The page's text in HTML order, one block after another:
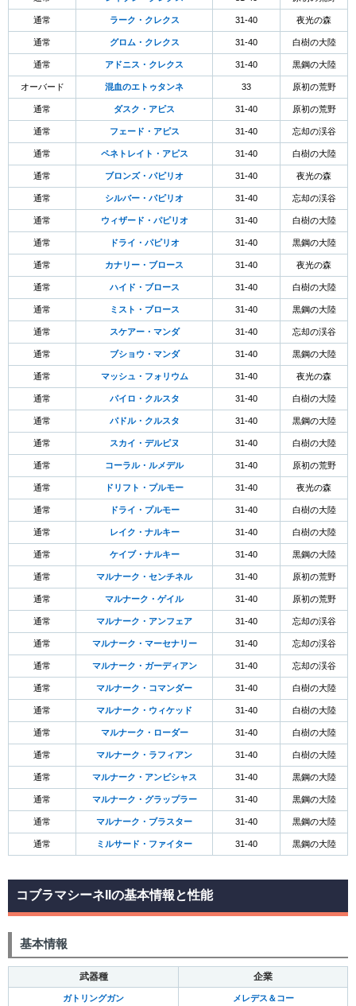
通常 ラーク・クレクス 31-40 夜光の森
通常 グロム・クレクス 31-40 白樹の大陸
通常 アドニス・クレクス 31-40 黒鋼の大陸
オーバード 混血のエトゥタンネ 33 原初の荒野
通常 ダスク・アピス 31-40 原初の荒野
通常 フェード・アピス 31-40 忘却の渓谷
通常 ペネトレイト・アピス 31-40 白樹の大陸
通常 ブロンズ・パピリオ 31-40 夜光の森
通常 シルバー・パピリオ 31-40 忘却の渓谷
通常 ウィザード・パピリオ 31-40 白樹の大陸
通常 ドライ・パピリオ 31-40 黒鋼の大陸
通常 カナリー・ブロース 31-40 夜光の森
通常 ハイド・ブロース 31-40 白樹の大陸
通常 ミスト・ブロース 31-40 黒鋼の大陸
通常 スケアー・マンダ 31-40 忘却の渓谷
通常 ブショウ・マンダ 31-40 黒鋼の大陸
通常 マッシュ・フォリウム 31-40 夜光の森
通常 パイロ・クルスタ 31-40 白樹の大陸
通常 パドル・クルスタ 31-40 黒鋼の大陸
通常 スカイ・デルピヌ 31-40 白樹の大陸
通常 コーラル・ルメデル 31-40 原初の荒野
通常 ドリフト・プルモー 31-40 夜光の森
通常 ドライ・プルモー 31-40 白樹の大陸
通常 レイク・ナルキー 31-40 白樹の大陸
通常 ケイブ・ナルキー 31-40 黒鋼の大陸
通常 マルナーク・センチネル 31-40 原初の荒野
通常 マルナーク・ゲイル 31-40 原初の荒野
通常 マルナーク・アンフェア 31-40 忘却の渓谷
通常 マルナーク・マーセナリー 31-40 忘却の渓谷
通常 マルナーク・ガーディアン 31-40 忘却の渓谷
通常 マルナーク・コマンダー 31-40 白樹の大陸
通常 マルナーク・ウィケッド 31-40 白樹の大陸
通常 マルナーク・ローダー 31-40 白樹の大陸
通常 マルナーク・ラフィアン 31-40 白樹の大陸
通常 マルナーク・アンビシャス 31-40 黒鋼の大陸
通常 マルナーク・グラップラー 31-40 黒鋼の大陸
通常 マルナーク・ブラスター 31-40 黒鋼の大陸
通常 ミルサード・ファイター 31-40 黒鋼の大陸
コブラマシーネIIの基本情報と性能
基本情報
武器種 企業
ガトリングガン メレデス＆コー